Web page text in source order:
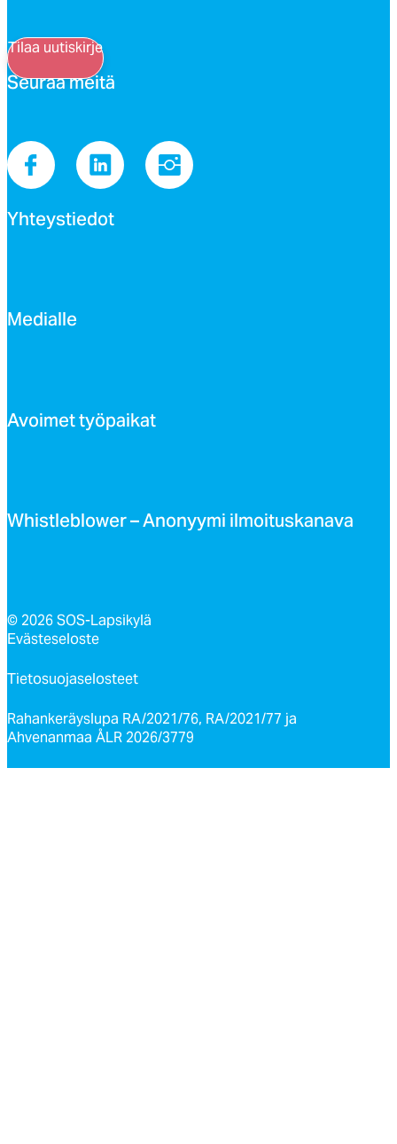
Tilaa uutiskirje
Seu­raa mei­tä
Yh­teys­tie­dot
Me­dial­le
Avoi­met työ­pai­kat
Whist­leb­lo­wer – Ano­nyy­mi il­moi­tus­ka­na­va
© 2026 SOS-Lapsikylä
Evästeseloste
Tietosuojaselosteet
Rahankeräyslupa RA/2021/76, RA/2021/77 ja
Ahvenanmaa ÅLR 2026/3779